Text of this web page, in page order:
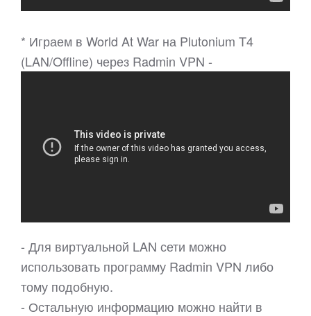
* Играем в World At War на Plutonium T4
(LAN/Offline) через Radmin VPN -
- Для виртуальной LAN сети можно
использовать программу Radmin VPN либо
тому подобную.
- Остальную информацию можно найти в